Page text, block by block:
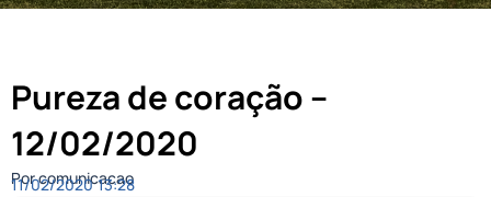
Pureza de coração –
12/02/2020
Por comunicacao
11/02/2020 13:28